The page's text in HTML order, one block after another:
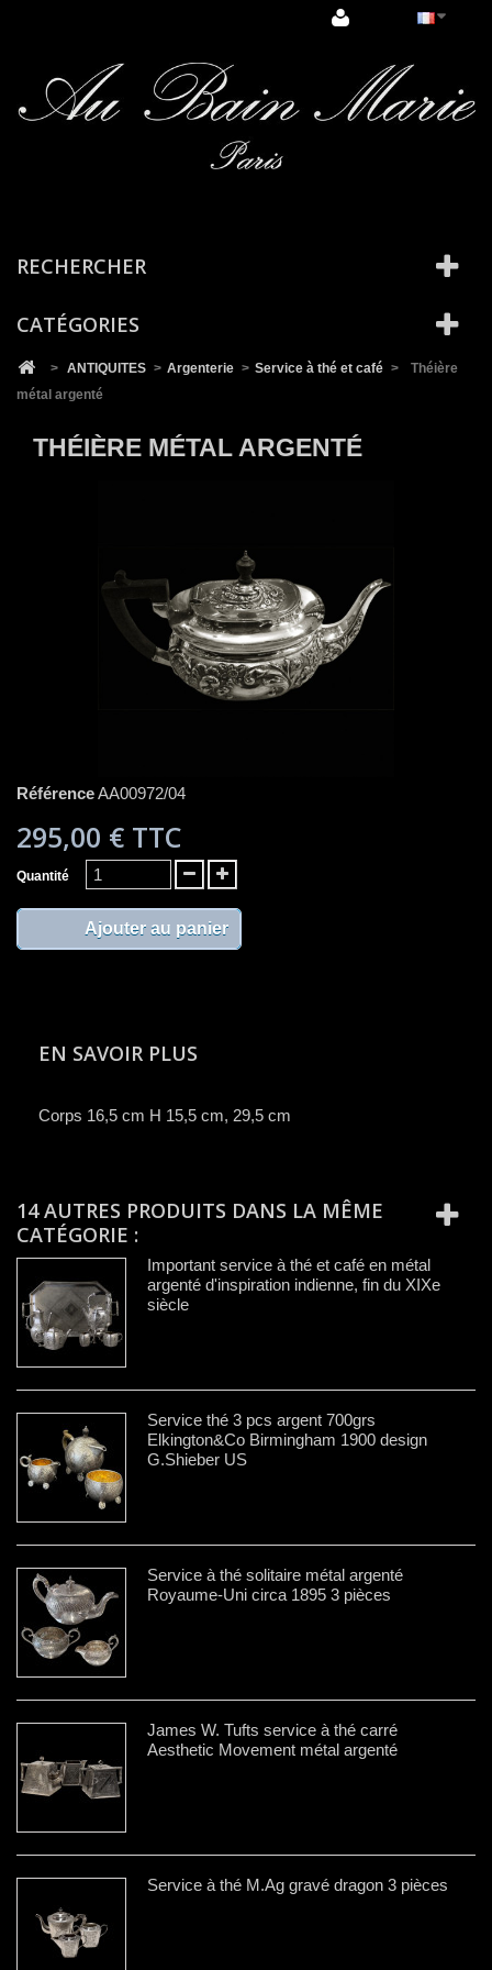
RECHERCHER
CATÉGORIES
> ANTIQUITES > Argenterie > Service à thé et café >
Théière
métal argenté
THÉIÈRE MÉTAL ARGENTÉ
RéférenceAA00972/04
295,00 € TTC
Quantité
Ajouter au panier
EN SAVOIR PLUS
Corps 16,5 cm H 15,5 cm, 29,5 cm
14 AUTRES PRODUITS DANS LA MÊME
CATÉGORIE :
Important service à thé et café en métal
argenté d'inspiration indienne, fin du XIXe
siècle
Service thé 3 pcs argent 700grs
Elkington&Co Birmingham 1900 design
G.Shieber US
Service à thé solitaire métal argenté
Royaume-Uni circa 1895 3 pièces
James W. Tufts service à thé carré
Aesthetic Movement métal argenté
Service à thé M.Ag gravé dragon 3 pièces